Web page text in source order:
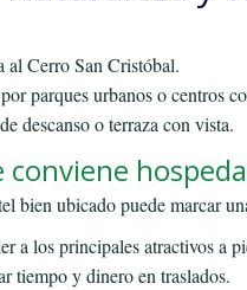
al Cerro San Cristóbal.
parques urbanos o centros
descanso o terraza con vista.
conviene
bien ubicado puede marcar
a los principales atractivos a
tiempo y dinero en traslados.